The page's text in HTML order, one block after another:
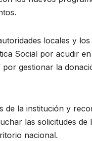
locales y
Social por acudir
por gestionar la
de la institución y
las solicitudes
nacional.